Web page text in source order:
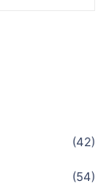
(42)
(54)